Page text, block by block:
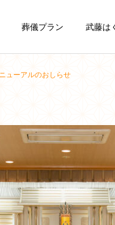
葬儀プラン 武藤は
一日
会員制度
ラ
葬儀豆知識
お葬式の費用の内訳
場・事前相談のすす
内の葬儀社がわかり
ューアルのおしらせ